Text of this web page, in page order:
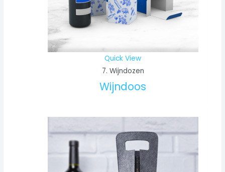
Quick View
7. Wijndozen
Wijndoos